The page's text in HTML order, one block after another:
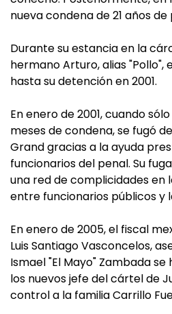
nueva condena de 21 años de
Durante su estancia en la
hermano Arturo, alias
hasta su detención en 2001.
En enero de 2001, cuando
meses de condena, se fugó
Grand gracias a la ayuda
funcionarios del penal. Su
una red de complicidades en
entre funcionarios públicos y
En enero de 2005, el fiscal
Luis Santiago Vasconcelos,
Ismael "El Mayo" Zambada
los nuevos jefe del cártel de
control a la familia Carrillo